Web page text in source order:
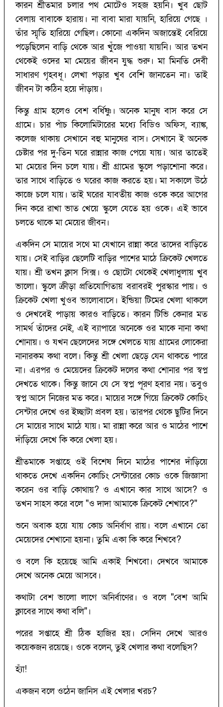
কারন শ্রীতমার চলার পথ মোটেও সহজ হয়নি। খুব ছোট
বেলায় বাবাকে হারায়। না বাবা মারা যায়নি, হারিয়ে গেছে ।
তাঁর স্মৃতি হারিয়ে গেছিল। কোনো একদিন অজান্তেই বেরিয়ে
পড়েছিলেন বাড়ি থেকে আর খুঁজে পাওয়া যায়নি। আর তখন
থেকেই ওদের মা মেয়ের জীবন যুদ্ধ শুরু। মা মিনতি দেবী
সাধারণ গৃহবধূ। লেখা পড়ার খুব বেশি জানতেন না। তাই
জীবন টা কঠিন হয়ে দাঁড়ায়।
কিন্তু গ্রাম হলেও বেশ বর্ধিষ্ণু। অনেক মানুষ বাস করে সে
গ্রামে। চার পাঁচ কিলোমিটারের মধ্যে বিডিও অফিস, ব্যাঙ্ক,
কলেজ থাকায় সেখানে বহু মানুষের বাস। সেখানে ই অনেক
চেষ্টার পর দু-তিন ঘরে রান্নার কাজ পেয়ে যায়। আর তাতেই
মা মেয়ের দিন চলে যায়। শ্রী গ্রামের স্কুলে পড়াশোনা করে।
তার সাথে বাড়িতে ও ঘরের কাজ করতে হয়। মা সকালে উঠে
কাজে চলে যায়। তাই ঘরের যাবতীয় কাজ ওকে করে আগের
দিন করে রাখা ভাত খেয়ে স্কুলে যেতে হয় ওকে। এই ভাবে
চলতে থাকে মা মেয়ের জীবন।
একদিন সে মায়ের সথে মা যেখানে রান্না করে তাদের বাড়িতে
যায়। সেই বাড়ির ছেলেটি বাড়ির পাশের মাঠে ক্রিকেট খেলতে
যায়। শ্রী তখন ক্লাস সিক্স। ও ছোটো থেকেই খেলাধুলায় খুব
ভালো। স্কুলে ক্রীড়া প্রতিযোগিতায় বরাবরই পুরস্কার পায়। ও
ক্রিকেট খেলা খুওব ভালোবাসে। ইন্ডিয়া টিমের খেলা থাকলে
ও দেখবেই পাড়ায় কারও বাড়িতে। কারন টিভি কেনার মত
সামর্থ তাঁদের নেই, এই ব্যাপারে অনেকে ওর মাকে নানা কথা
শোনায়। ও যখন ছেলেদের সঙ্গে খেলতে যায় গ্রামের লোকেরা
নানারকম কথা বলে। কিন্তু শ্রী খেলা ছেড়ে যেন থাকতে পারে
না। এরপর ও মেয়েদের ক্রিকেট দলের কথা শোনার পর স্বপ্ন
দেখতে থাকে। কিন্তু জানে যে সে স্বপ্ন পূরণ হবার নয়। তবুও
স্বপ্ন আসে নিজের মত করে। মায়ের সঙ্গে গিয়ে ক্রিকেট কোচিং
সেন্টার দেখে ওর ইচ্ছাটা প্রবল হয়। তারপর থেকে ছুটির দিনে
সে মায়ের সাথে মাঠে যায়। মা রান্না করে আর ও মাঠের পাশে
দাঁড়িয়ে দেখে কি করে খেলা হয়।
শ্রীতমাকে সপ্তাহে ওই বিশেষ দিনে মাঠের পাশের দাঁড়িয়ে
থাকতে দেখে একদিন কোচিং সেন্টারের কোচ ওকে জিজ্ঞাসা
করেন ওর বাড়ি কোথায়? ও এখানে কার সাথে আসে? ও
তখন সাহস করে বলে "ও দাদা আমাকে ক্রিকেট শেখাবে?"
শুনে অবাক হয়ে যায় কোচ অনির্বাণ রায়। বলে এখানে তো
মেয়েদের শেখানো হয়না। তুমি একা কি করে শিখবে?
ও বলে কি হয়েছে আমি একাই শিখবো। দেখবে আমাকে
দেখে অনেক মেয়ে আসবে।
কথাটা বেশ ভালো লাগে অনির্বাণের। ও বলে "বেশ আমি
ক্লাবের সাথে কথা বলি"।
পরের সপ্তাহে শ্রী ঠিক হাজির হয়। সেদিন দেখে আরও
কয়েকজন রয়েছে। ওকে বলেন, তুই খেলার কথা বলেছিস?
হ্যাঁ!
একজন বলে ওঠেন জানিস এই খেলার খরচ?